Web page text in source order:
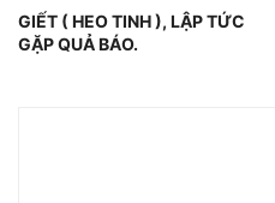
GIẾT ( HEO TINH ), LẬP TỨC
GẶP QUẢ BÁO.